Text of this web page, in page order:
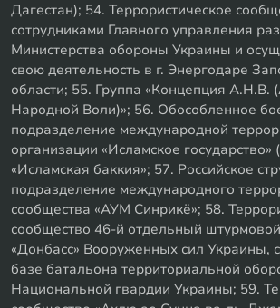
Дагестан); 54. Террористическое
сотрудниками Главного управления
Министерства обороны Украины и
свою деятельность в г. Энергодаре
области; 55. Группа «Концепция А.Н.В.
Народной Воли)»; 56. Обособленное
подразделение международной
организации «Исламское государство»
«Исламская баккия»; 57. Российское
подразделение международного
сообщества «АУМ Синрикё»; 58.
сообщество 46-й отдельный
«Донбасс» Вооруженных сил Украины,
базе батальона территориальной
Национальной гвардии Украины; 59.